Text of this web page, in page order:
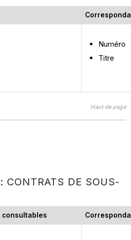
Numéro
Titre
Haut de page
CONTRATS DE SOUS-
consultables